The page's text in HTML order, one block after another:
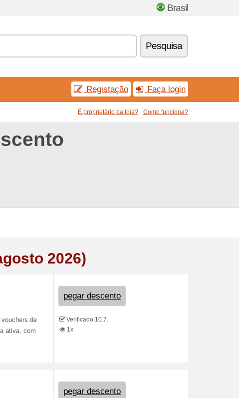
Brasil
Pesquisa
Registação Faça login
É proprietário da loja? Como funciona?
2026)
de
ativa, com
pegar descento
Verificado 10.7.
1x
pegar descento